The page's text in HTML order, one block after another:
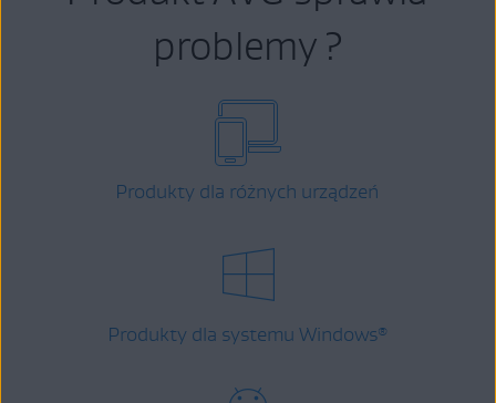
problemy ?
Produkty dla różnych urządzeń
Produkty dla systemu Windows®